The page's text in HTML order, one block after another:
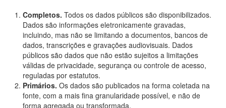
Completos. Todos os dados públicos são disponibilizados.
Dados são informações eletronicamente gravadas,
incluindo, mas não se limitando a documentos, bancos de
dados, transcrições e gravações audiovisuais. Dados
públicos são dados que não estão sujeitos a limitações
válidas de privacidade, segurança ou controle de acesso,
reguladas por estatutos.
Primários. Os dados são publicados na forma coletada na
fonte, com a mais fina granularidade possível, e não de
forma agregada ou transformada.